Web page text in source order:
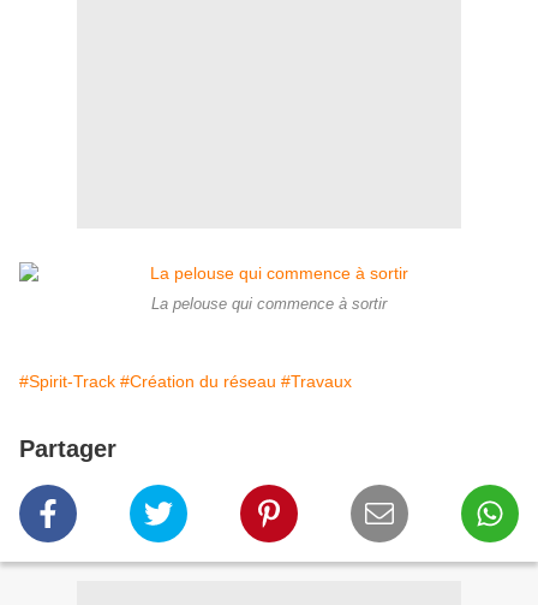
La pelouse qui commence à sortir
#Spirit-Track #Création du réseau #Travaux
Partager